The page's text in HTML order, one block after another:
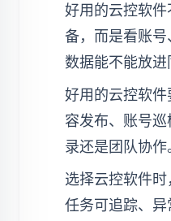
好用的云控软
备，而是看账
数据能不能放进
好用的云控软
容发布、账号
录还是团队协作
选择云控软件时
任务可追踪、